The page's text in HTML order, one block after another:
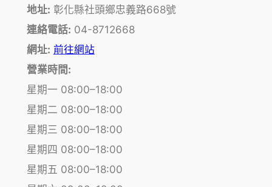
地址: 彰化縣社頭鄉忠義路668號
連絡電話: 04-8712668
網址: 前往網站
營業時間:
星期一 08:00–18:00
星期二 08:00–18:00
星期三 08:00–18:00
星期四 08:00–18:00
星期五 08:00–18:00